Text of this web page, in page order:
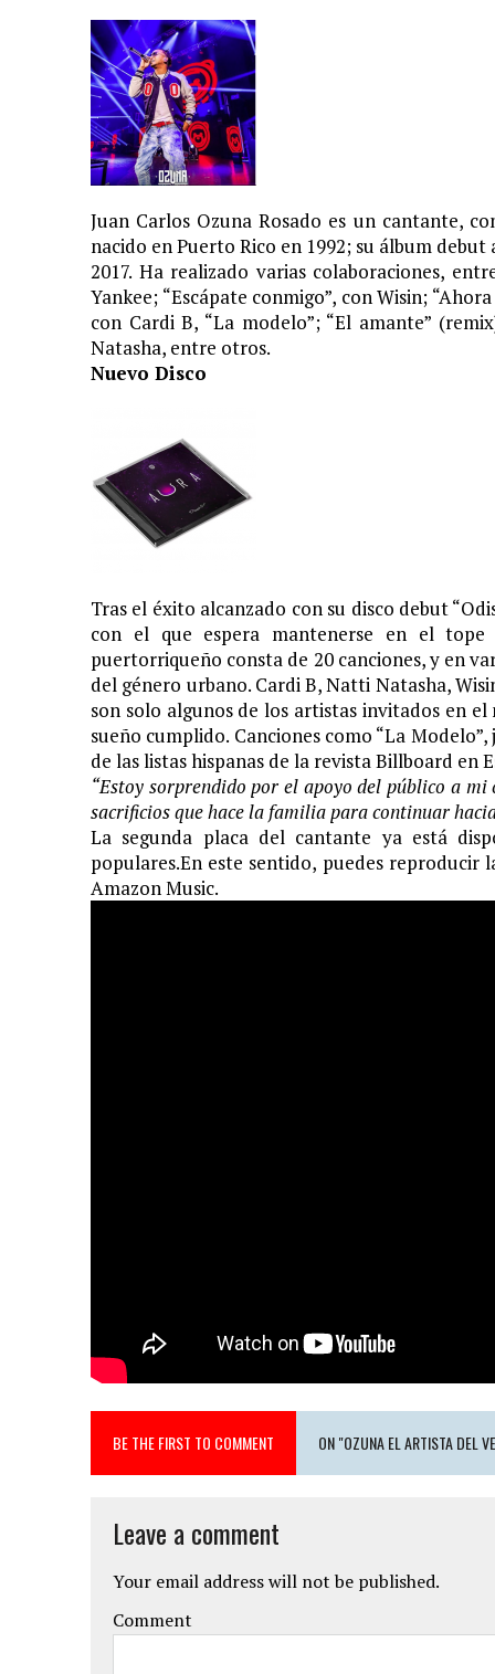
Juan Carlos Ozuna Rosado es un cantante,
nacido en Puerto Rico en 1992; su álbum
2017. Ha realizado varias colaboraciones,
Yankee; “Escápate conmigo”, con Wisin;
con Cardi B, “La modelo”; “El amante”
Natasha, entre otros.
Nuevo Disco
Tras el éxito alcanzado con su disco debut
con el que espera mantenerse en el
puertorriqueño consta de 20 canciones, y en
del género urbano. Cardi B, Natti Natasha,
son solo algunos de los artistas invitados en
sueño cumplido. Canciones como “La
de las listas hispanas de la revista Billboard en
“Estoy sorprendido por el apoyo del público a
sacrificios que hace la familia para continuar
La segunda placa del cantante ya está
populares.En este sentido, puedes reproducir
Amazon Music.
BE THE FIRST TO COMMENT ON "OZUNA EL ARTISTA DEL
Leave a comment
Your email address will not be published.
Comment